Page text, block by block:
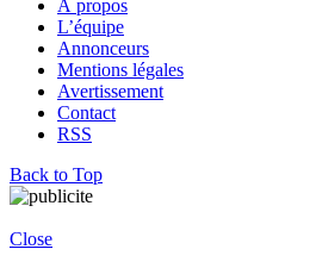
À propos
L’équipe
Annonceurs
Mentions légales
Avertissement
Contact
RSS
Back to Top
Close